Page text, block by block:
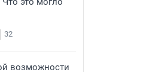
32
возможности